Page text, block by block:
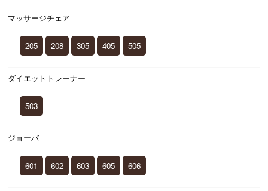
マッサージチェア
205 208 305 405 505
ダイエットトレーナー
503
ジョーバ
601 602 603 605 606